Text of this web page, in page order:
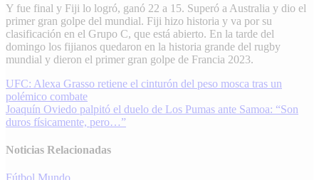
Y fue final y Fiji lo logró, ganó 22 a 15. Superó a Australia y dio el
primer gran golpe del mundial. Fiji hizo historia y va por su
clasificación en el Grupo C, que está abierto. En la tarde del
domingo los fijianos quedaron en la historia grande del rugby
mundial y dieron el primer gran golpe de Francia 2023.
Navegación
de
entradas
UFC: Alexa Grasso retiene el cinturón del peso mosca tras un
polémico combate
Joaquín Oviedo palpitó el duelo de Los Pumas ante Samoa: “Son
duros físicamente, pero…”
Noticias Relacionadas